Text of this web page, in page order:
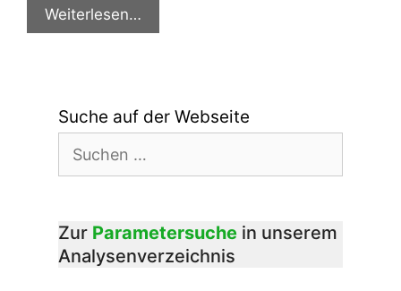
Weiterlesen…
Suche auf der Webseite
nach:
Zur Parametersuche in unserem
Analysenverzeichnis